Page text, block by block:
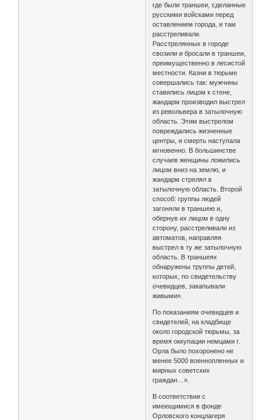
где были траншеи, сделанные
русскими войсками перед
оставлением города, и там
расстреливали.
Расстрелянных в городе
свозили и бросали в траншеи,
преимущественно в лесистой
местности. Казни в тюрьме
совершались так: мужчины
ставились лицом к стене,
жандарм производил выстрел
из револьвера в затылочную
область. Этим выстрелом
повреждались жизненные
центры, и смерть наступала
мгновенно. В большинстве
случаев женщины ложились
лицом вниз на землю, и
жандарм стрелял в
затылочную область. Второй
способ: группы людей
загоняли в траншею и,
обернув их лицом в одну
сторону, расстреливали из
автоматов, направляя
выстрел в ту же затылочную
область. В траншеях
обнаружены труппы детей,
которых, по свидетельству
очевидцев, закапывали
живыми».
По показаниям очевидцев и
свидетелей, на кладбище
около городской тюрьмы, за
время оккупации немцами г.
Орла было похоронено не
менее 5000 военнопленных и
мирных советских
граждан…».
В соответствии с
имеющимися в фонде
Орловского концлагеря